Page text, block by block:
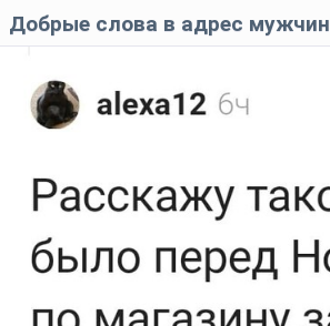
Добрые слова в адрес мужчин